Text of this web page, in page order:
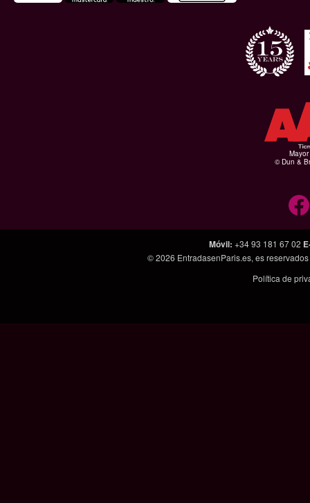
© Dun &
Móvil: +34 93 181 67 02
© 2026 EntradasenParis.es, es
Política de